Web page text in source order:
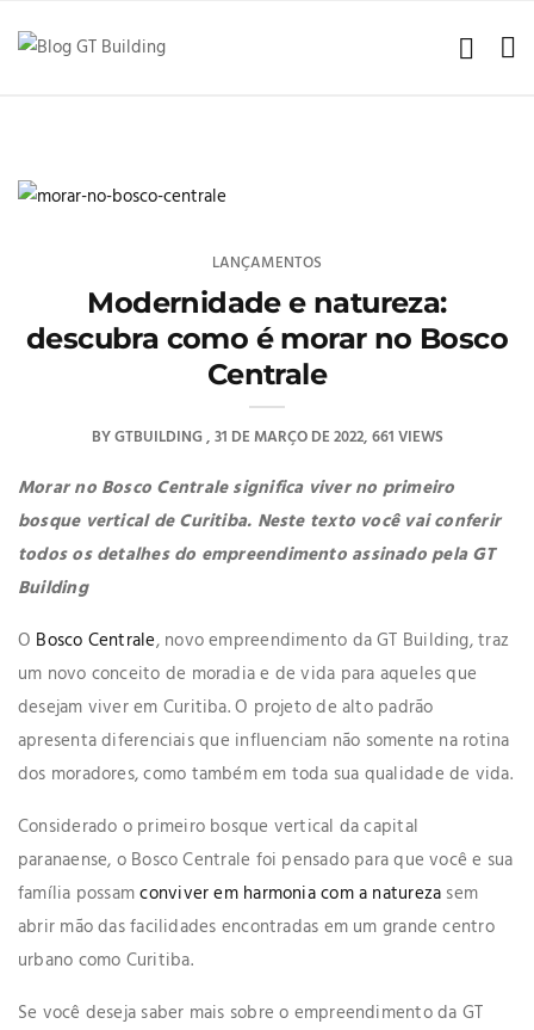
LANÇAMENTOS
Modernidade e natureza:
descubra como é morar no Bosco
Centrale
BYGTBUILDING 31 DE MARÇO DE 2022 661 VIEWS
Morar no Bosco Centrale significa viver no primeiro
bosque vertical de Curitiba. Neste texto você vai conferir
todos os detalhes do empreendimento assinado pela GT
Building
O Bosco Centrale, novo empreendimento da GT Building, traz
um novo conceito de moradia e de vida para aqueles que
desejam viver em Curitiba. O projeto de alto padrão
apresenta diferenciais que influenciam não somente na rotina
dos moradores, como também em toda sua qualidade de vida.
Considerado o primeiro bosque vertical da capital
paranaense, o Bosco Centrale foi pensado para que você e sua
família possamconviver em harmonia com a natureza sem
abrir mão das facilidades encontradas em um grande centro
urbano como Curitiba.
Se você deseja saber mais sobre o empreendimento da GT